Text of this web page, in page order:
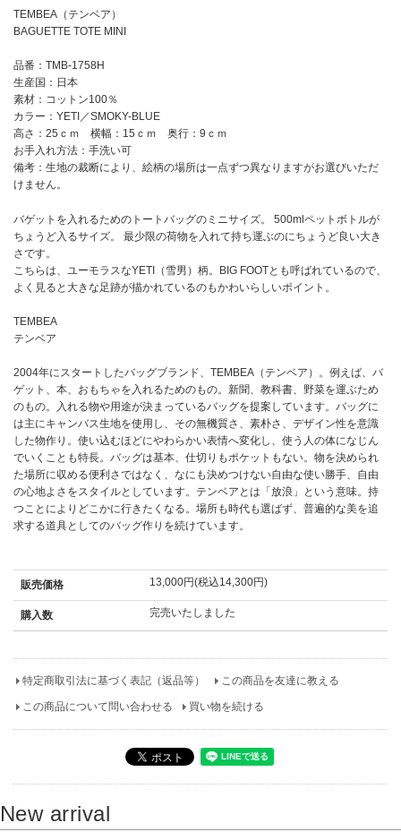
TEMBEA（テンベア）
BAGUETTE TOTE MINI
品番：TMB-1758H
生産国：日本
素材：コットン100％
カラー：YETI／SMOKY-BLUE
高さ：25ｃｍ 横幅：15ｃｍ 奥行：9ｃｍ
お手入れ方法：手洗い可
備考：生地の裁断により、絵柄の場所は一点ずつ異なりますがお選びいただ
けません。
バゲットを入れるためのトートバッグのミニサイズ。 500mlペットボトルが
ちょうど入るサイズ。 最少限の荷物を入れて持ち運ぶのにちょうど良い大き
さです。
こちらは、ユーモラスなYETI（雪男）柄。BIG FOOTとも呼ばれているので、
よく見ると大きな足跡が描かれているのもかわいらしいポイント。
TEMBEA
テンベア
2004年にスタートしたバッグブランド、TEMBEA（テンベア）。例えば、バ
ゲット、本、おもちゃを入れるためのもの。新聞、教科書、野菜を運ぶため
のもの。入れる物や用途が決まっているバッグを提案しています。バッグに
は主にキャンバス生地を使用し、その無機質さ、素朴さ、デザイン性を意識
した物作り。使い込むほどにやわらかい表情へ変化し、使う人の体になじん
でいくことも特長。バッグは基本、仕切りもポケットもない。物を決められ
た場所に収める便利さではなく、なにも決めつけない自由な使い勝手、自由
の心地よさをスタイルとしています。テンベアとは「放浪」という意味。持
つことによりどこかに行きたくなる。場所も時代も選ばず、普遍的な美を追
求する道具としてのバッグ作りを続けています。
販売価格 13,000円(税込14,300円)
購入数 完売いたしました
特定商取引法に基づく表記（返品等） この商品を友達に教える
この商品について問い合わせる 買い物を続ける
New arrival